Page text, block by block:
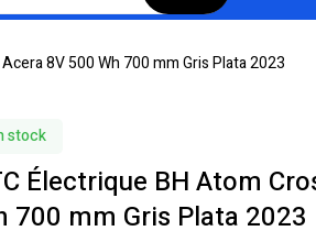
8V 500 Wh 700 mm Gris Plata 2023
stock
Électrique BH Atom
700 mm Gris Plata 2023